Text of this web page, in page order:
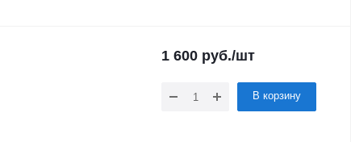
1 600 руб./шт
В корзину